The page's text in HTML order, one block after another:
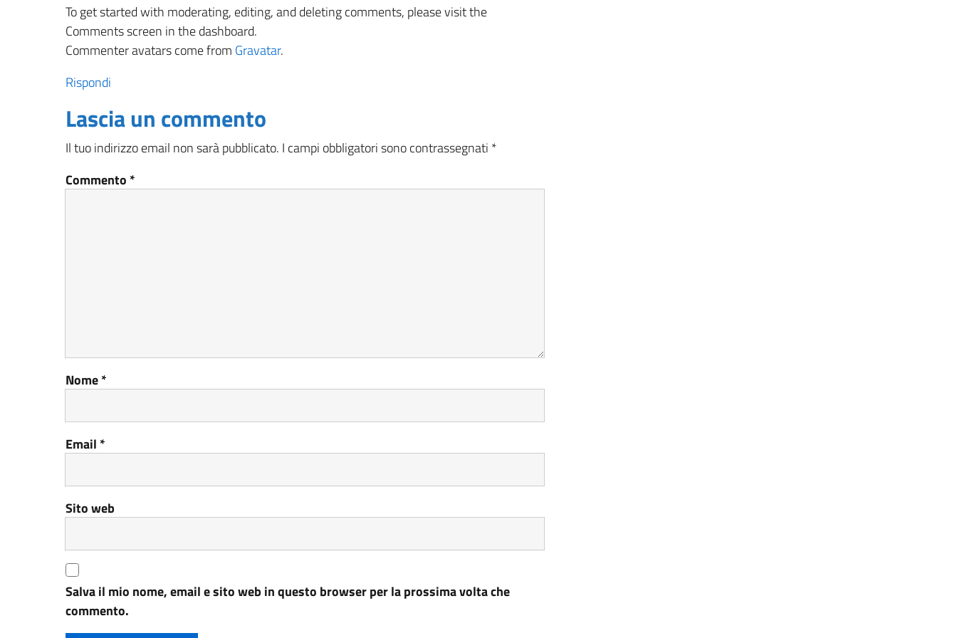
To get started with moderating, editing, and deleting comments, please visit the
Comments screen in the dashboard.
Commenter avatars come from Gravatar.
Rispondi
Lascia un commento
Il tuo indirizzo email non sarà pubblicato. I campi obbligatori sono contrassegnati *
Commento *
Nome*
Email *
Sito web
Salva il mio nome, email e sito web in questo browser per la prossima volta che
commento.